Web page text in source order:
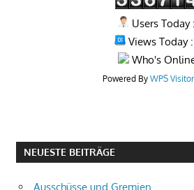
Users Today
Views Today
Who's
Powered By WPS
NEUESTE BEITRÄGE
Ausschüsse und Gremien